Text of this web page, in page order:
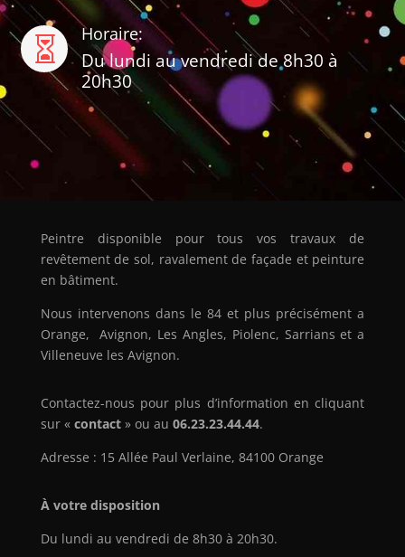

Horaire:
Du lundi au vendredi de 8h30 à
20h30
Peintre disponible pour tous vos travaux de
revêtement de sol, ravalement de façade et peinture
en bâtiment.
Nous intervenons dans le 84 et plus précisément a
Orange, Avignon, Les Angles, Piolenc, Sarrians et a
Villeneuve les Avignon.
Contactez-nous pour plus d’information en cliquant
sur « contact» ou au 06.23.23.44.44.
Adresse : 15 Allée Paul Verlaine, 84100 Orange
À votre disposition
Du lundi au vendredi de 8h30 à 20h30.